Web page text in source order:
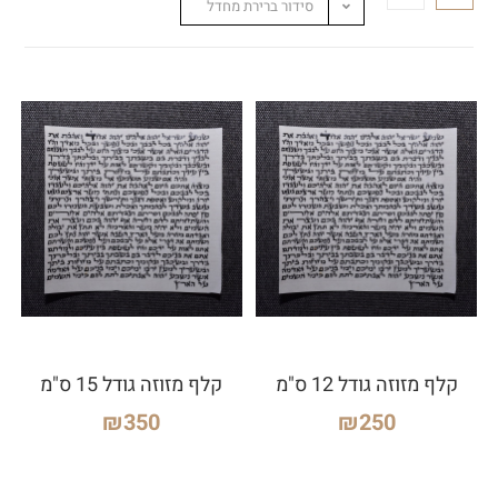
סידור ברירת מחדל
קלף מזוזה גודל 12 ס"מ
₪250
קלף מזוזה גודל 15 ס"מ
₪350